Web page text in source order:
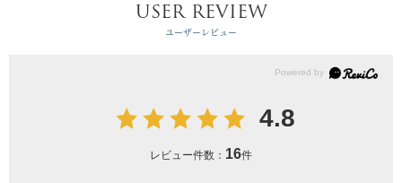
USER REVIEW
ユーザーレビュー
4.8
レビュー件数： 16件